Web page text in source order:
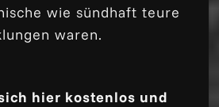
wie sündhaft teure
waren.
hier kostenlos und